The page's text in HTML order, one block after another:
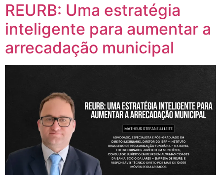
REURB: Uma estratégia
inteligente para aumentar a
arrecadação municipal